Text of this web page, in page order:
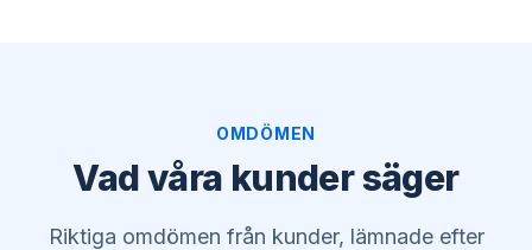
OMDÖMEN
Vad våra kunder säger
Riktiga omdömen från kunder, lämnade efter